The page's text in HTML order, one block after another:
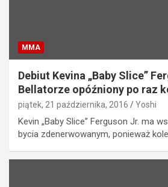
MMA
Debiut Kevina „Baby Slice”
Bellatorze opóźniony po raz
piątek, 21 października, 2016 Yoshi
Kevin „Baby Slice” Ferguson Jr. ma
bycia zdenerwowanym, ponieważ